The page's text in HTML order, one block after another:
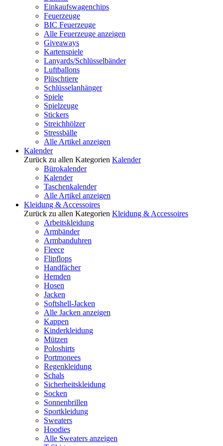
Einkaufswagenchips
Feuerzeuge
BIC Feuerzeuge
Alle Feuerzeuge anzeigen
Giveaways
Kartenspiele
Lanyards/Schlüsselbänder
Luftballons
Plüschtiere
Schlüsselanhänger
Spiele
Spielzeuge
Stickers
Streichhölzer
Stressbälle
Alle Artikel anzeigen
Kalender
Zurück zu allen Kategorien Kalender
Bürokalender
Kalender
Taschenkalender
Alle Artikel anzeigen
Kleidung & Accessoires
Zurück zu allen Kategorien Kleidung & Accessoires
Arbeitskleidung
Armbänder
Armbanduhren
Fleece
Flipflops
Handfächer
Hemden
Hosen
Jacken
Softshell-Jacken
Alle Jacken anzeigen
Kappen
Kinderkleidung
Mützen
Poloshirts
Portmonees
Regenkleidung
Schals
Sicherheitskleidung
Socken
Sonnenbrillen
Sportkleidung
Sweaters
Hoodies
Alle Sweaters anzeigen